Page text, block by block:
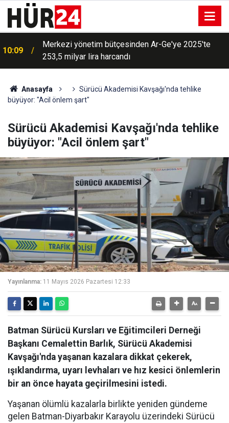
09:57
Yangın bölgelerindeki çalışmalar koordinasyon
toplantısında değerlendirildi
Anasayfa
Sürücü Akademisi Kavşağı'nda tehlike
büyüyor: "Acil önlem şart"
Sürücü Akademisi Kavşağı'nda tehlike
büyüyor: "Acil önlem şart"
Yayınlanma: 11 Mayıs 2026 Pazartesi 12:33
Batman Sürücü Kursları ve Eğitimcileri Derneği
Başkanı Cemalettin Barlık, Sürücü Akademisi
Kavşağı'nda yaşanan kazalara dikkat çekerek,
ışıklandırma, uyarı levhaları ve hız kesici önlemlerin
bir an önce hayata geçirilmesini istedi.
Yaşanan ölümlü kazalarla birlikte yeniden gündeme
gelen Batman-Diyarbakır Karayolu üzerindeki Sürücü